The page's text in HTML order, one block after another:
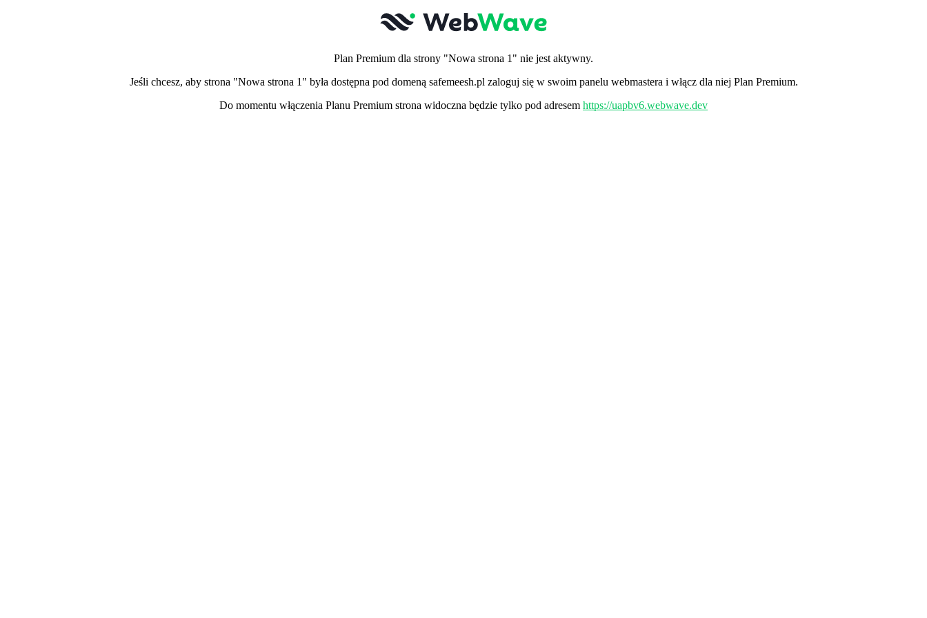
Plan Premium dla strony "Nowa strona 1" nie jest aktywny.
Jeśli chcesz, aby strona "Nowa strona 1" była dostępna pod domeną safemeesh.pl zaloguj się w swoim panelu webmastera i włącz dla niej Plan Premium.
Do momentu włączenia Planu Premium strona widoczna będzie tylko pod adresem https://uapbv6.webwave.dev